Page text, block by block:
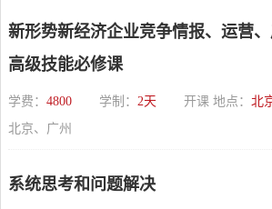
新形势新经济企业竞争情报、运营
高级技能必修课
学费： 4800 学制： 2天 开课 地点： 北
北京、广州
系统思考和问题解决